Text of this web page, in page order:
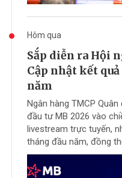
Hôm qua
Sắp diễn ra Hội
Cập nhật kết
năm
Ngân hàng TMCP
đầu tư MB 2026 vào
livestream trực tuyến,
tháng đầu năm, đồng